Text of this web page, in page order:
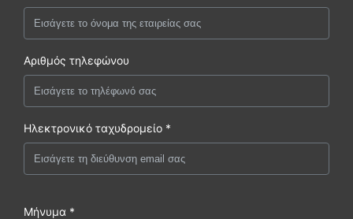
Αριθμός τηλεφώνου
Ηλεκτρονικό ταχυδρομείο *
Μήνυμα *